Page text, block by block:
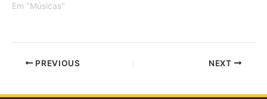
das melhores músicas da
Indicação do meu
que viu no Kibe Loco.
Em "Músicas"
PREVIOUS NEXT